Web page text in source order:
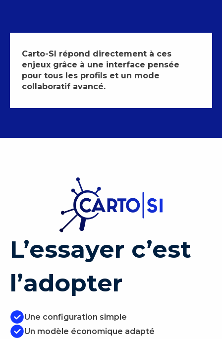
Carto-SI répond directement à ces
enjeux grâce à une interface pensée
pour tous les profils et un mode
collaboratif avancé.
L’essayer c’est
l’adopter
Une configuration simple
Un modèle économique adapté